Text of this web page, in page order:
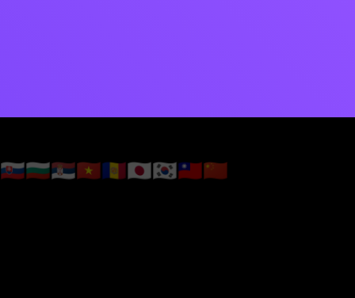
🇸🇰🇧🇬🇷🇸🇻🇳🇦🇩🇯🇵🇰🇷🇹🇼🇨🇳